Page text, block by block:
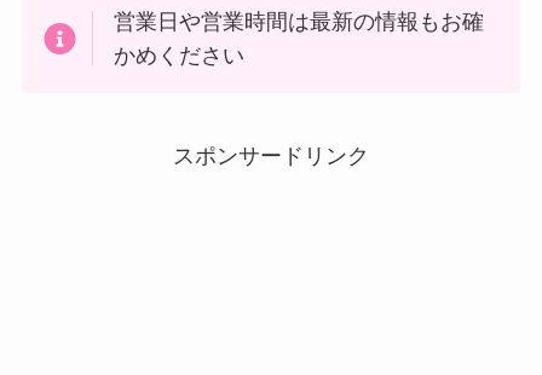
営業日や営業時間は最新の情報もお確
かめください
スポンサードリンク